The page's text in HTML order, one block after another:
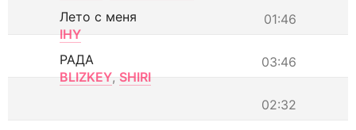
01:46
Лето с меня
IHY
03:46
РАДА
BLIZKEY, SHIRI
02:32